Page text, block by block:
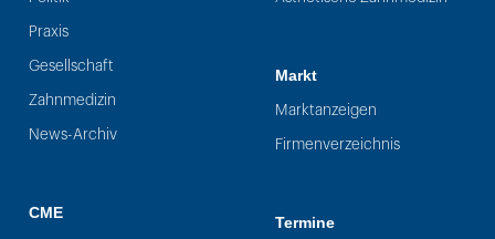
Praxis
Gesellschaft
Zahnmedizin
News-Archiv
CME
Markt
Marktanzeigen
Firmenverzeichnis
Termine